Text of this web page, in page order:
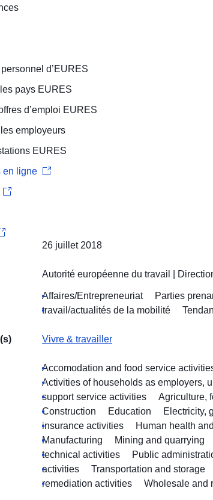
d’EURES
pays EURES
d’emploi EURES
employeurs
EURES
en ligne
26 juillet 2018
Autorité européenne du travail
Affaires/Entrepreneuriat Parties
travail/actualités de la mobilité
Vivre & travailler
Accomodation and food service
Activities of households as employers,
support service activities
Agriculture,
Construction
Education Electricity,
insurance activities
Human health
Manufacturing
Mining and quarrying
technical activities
Public
activities
Transportation and storage
remediation activities
Wholesale and